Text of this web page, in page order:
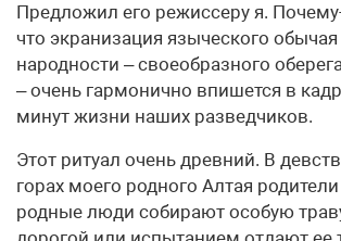
Предложил его режиссеру я.
что экранизация языческого
народности – своеобразного
– очень гармонично впишется в
минут жизни наших разведчиков.
Этот ритуал очень древний. В
горах моего родного Алтая
родные люди собирают особую